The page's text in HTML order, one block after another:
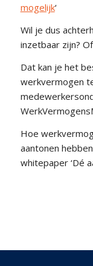
mogelijk‘
Wil je dus
inzetbaar zijn?
Dat kan je het
werkvermogen
Hoe
aantonen
whitepaper ‘Dé